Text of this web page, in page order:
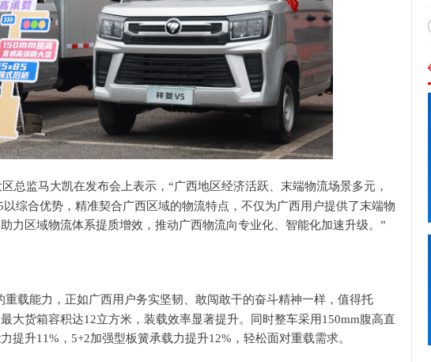
区总监马大凯在发布会上表示，“广西地区经济活跃、 末端物流场景多元，
以综合优势，精准契合广西区域的物流特点 ， 不仅为广西用户提供了末端物
助力区域物流体系提质增效，推动广西物流向专业化、智能化加速升级。”
载能力，正如广西用户务实坚韧、敢闯敢干的奋斗精神一样，值得托
最大货箱容积达12立方米， 装载效率显著提升。 同时整车采用150mm腹高直
提升11% ， 5+2加强型板簧承载力提升12% ，轻松面对重载需求。